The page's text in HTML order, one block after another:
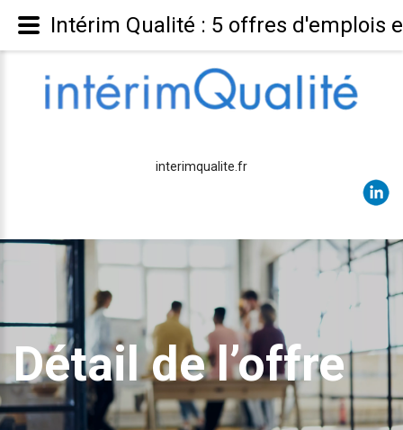
interimqualite.fr
Détail de l’offre
Intérim Qualité : 5 offres d'emplois